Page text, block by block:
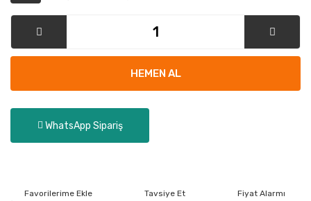
HEMEN AL
WhatsApp Sipariş
Tavsiye Et Fiyat Alarmı